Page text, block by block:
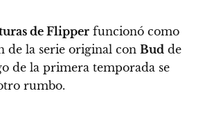
de Flipper funcionó como
de la serie original con Bud de
de la primera temporada se
rumbo.